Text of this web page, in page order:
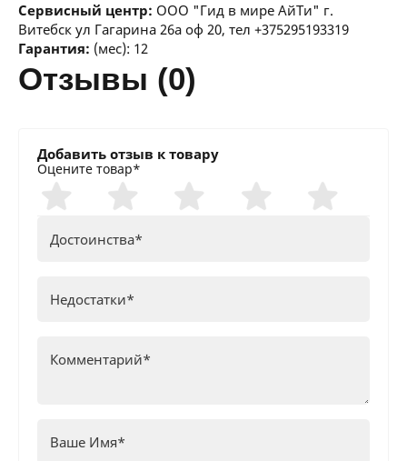
Сервисный центр: ООО "Гид в мире АйТи" г.
Витебск ул Гагарина 26а оф 20, тел +375295193319
Гарантия: (мес): 12
отзывы (0)
Добавить отзыв к товару
Оцените товар*